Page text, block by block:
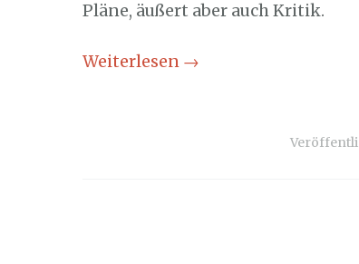
Pläne, äußert aber auch Kritik.
Weiterlesen →